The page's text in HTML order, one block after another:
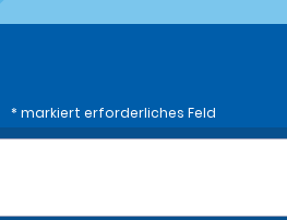
* markiert erforderliches Feld